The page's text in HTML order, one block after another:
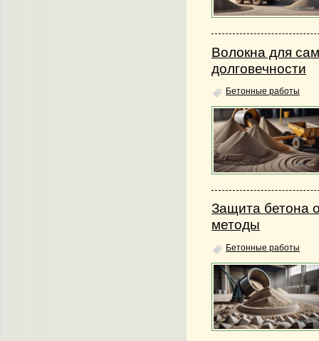
Волокна для
долговечности
Бетонные работы
Защита бетона
методы
Бетонные работы